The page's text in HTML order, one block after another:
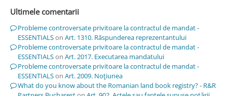
Ultimele comentarii
Probleme controversate privitoare la contractul de mandat -
ESSENTIALSon Art. 1310. Răspunderea reprezentantului
Probleme controversate privitoare la contractul de mandat -
ESSENTIALSon Art. 2017. Executarea mandatului
Probleme controversate privitoare la contractul de mandat -
ESSENTIALSon Art. 2009. Noţiunea
What do you know about the Romanian land book registry? - R&R